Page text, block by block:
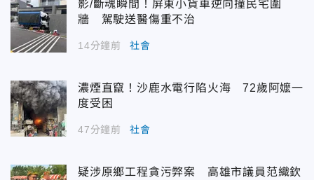
影/斷魂瞬間！屏東小貨車逆向撞民宅圍
牆 駕駛送醫傷重不治
14分鐘前 社會
濃煙直竄！沙鹿水電行陷火海 72歲阿嬤一
度受困
47分鐘前 社會
疑涉原鄉工程貪污弊案 高雄市議員范織欽